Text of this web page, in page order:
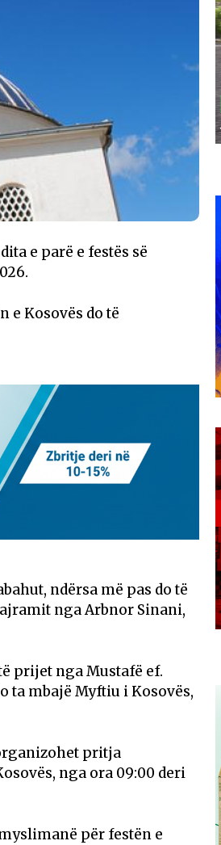
e parë e festës së
Kosovës do të
ndërsa më pas do të
nga Arbnor Sinani,
prijet nga Mustafë ef.
ta mbajë Myftiu i Kosovës,
pritja
nga ora 09:00 deri
për festën e